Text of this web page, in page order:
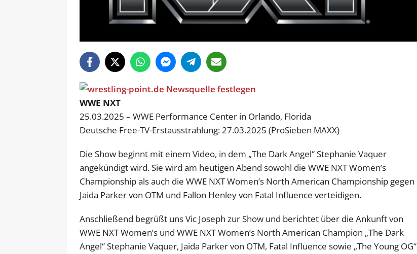
WWE NXT
25.03.2025 – WWE Performance Center in Orlando, Florida
Deutsche Free-TV-Erstausstrahlung: 27.03.2025 (ProSieben MAXX)
Die Show beginnt mit einem Video, in dem „The Dark Angel“ Stephanie Vaquer
angekündigt wird. Sie wird am heutigen Abend sowohl die WWE NXT Women’s
Championship als auch die WWE NXT Women’s North American Championship gegen
Jaida Parker von OTM und Fallon Henley von Fatal Influence verteidigen.
Anschließend begrüßt uns Vic Joseph zur Show und berichtet über die Ankunft von
WWE NXT Women’s und WWE NXT Women’s North American Champion „The Dark
Angel“ Stephanie Vaquer, Jaida Parker von OTM, Fatal Influence sowie „The Young OG“